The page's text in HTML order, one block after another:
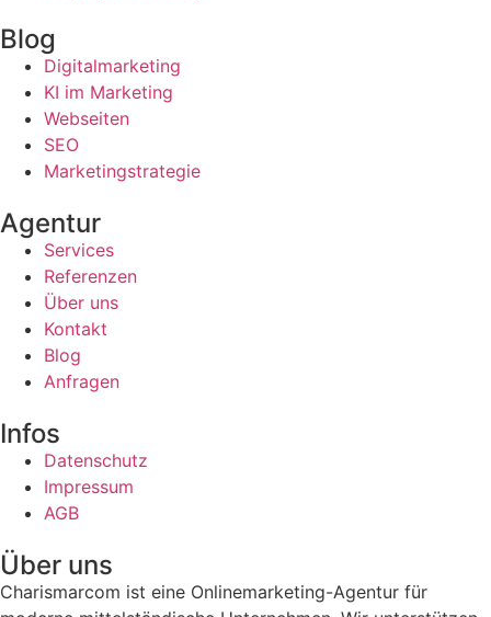
Blog
Digitalmarketing
KI im Marketing
Webseiten
SEO
Marketingstrategie
Agentur
Services
Referenzen
Über uns
Kontakt
Blog
Anfragen
Infos
Datenschutz
Impressum
AGB
Über uns
Charismarcom ist eine Onlinemarketing-Agentur für